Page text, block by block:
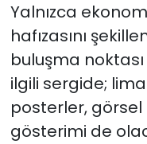
Yalnızca
hafızasını
buluşma
ilgili sergide;
posterler, görsel
gösterimi de